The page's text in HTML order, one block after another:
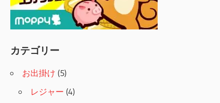
カテゴリー
お出掛け (5)
レジャー (4)